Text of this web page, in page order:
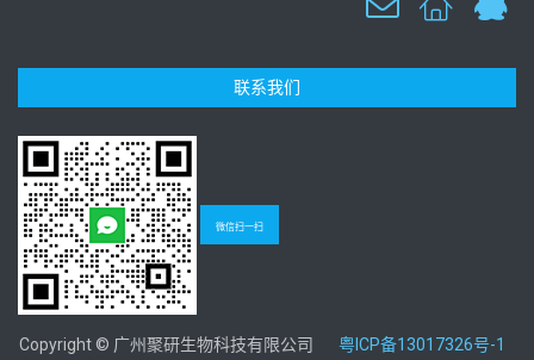
联系我们
微信扫一扫
Copyright © 广州聚研生物科技有限公司 粤ICP备13017326号-1